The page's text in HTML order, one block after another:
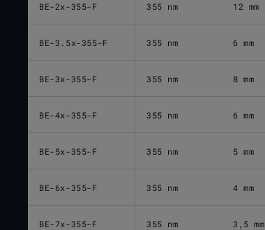
BE-2x-355-F 355 nm 12 mm
BE-3.5x-355-F 355 nm 6 mm
BE-3x-355-F 355 nm 8 mm
BE-4x-355-F 355 nm 6 mm
BE-5x-355-F 355 nm 5 mm
BE-6x-355-F 355 nm 4 mm
BE-7x-355-F 355 nm 3,5 mm